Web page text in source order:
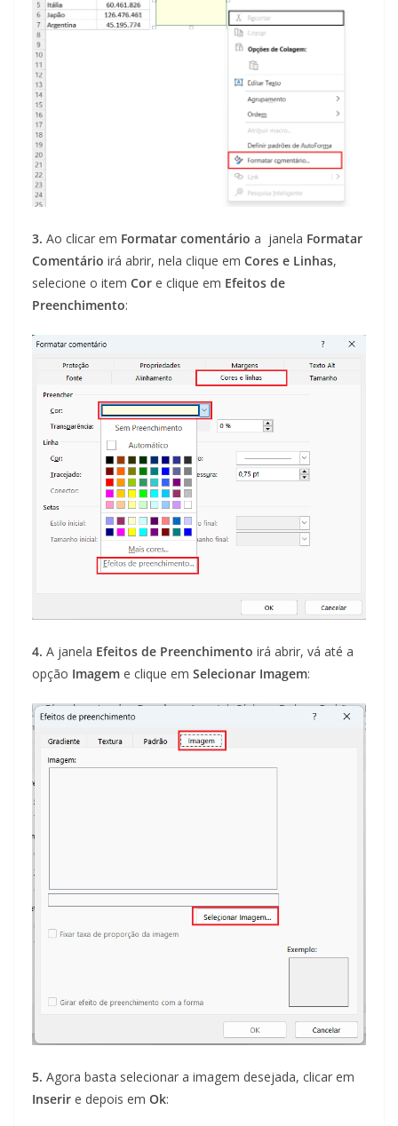
3. Ao clicar em Formatar comentário a janela Formatar
Comentário irá abrir, nela clique em Cores e Linhas,
selecione o item Cor e clique em Efeitos de
Preenchimento:
4. A janela Efeitos de Preenchimento irá abrir, vá até a
opção Imagem e clique em Selecionar Imagem:
5. Agora basta selecionar a imagem desejada, clicar em
Inserir e depois em Ok: